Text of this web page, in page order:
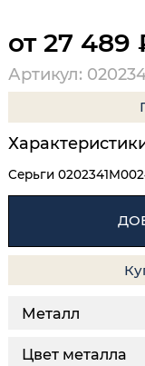
от 27 489
Артикул:
Серьги
Металл
Цвет металла